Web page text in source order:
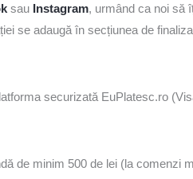
sau Instagram, urmând ca noi să
se adaugă în secțiunea de
securizată EuPlatesc.ro
de minim 500 de lei (la comenzi